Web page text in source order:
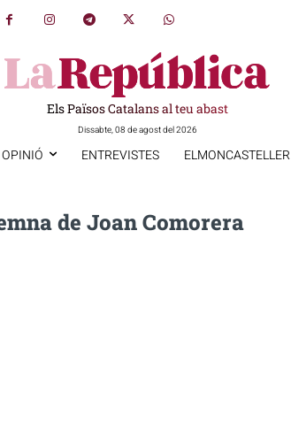
Els Països Catalans al teu abast
Dissabte, 08 de agost del 2026
OPINIÓ ENTREVISTES ELMONCASTELLER
de Joan Comorera